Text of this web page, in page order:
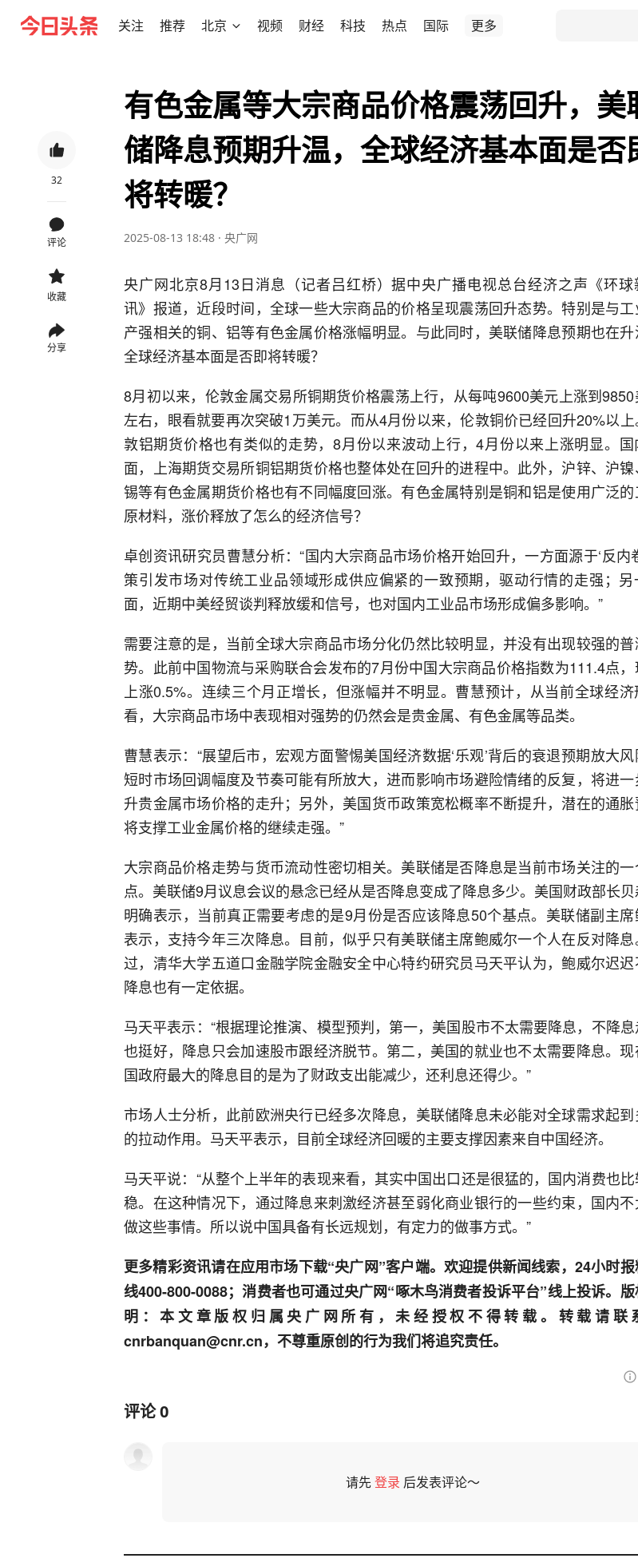
关注 推荐 北京 视频 财经 科技 热点 国际 更多
32
评论
收藏
分享
有色金属等大宗商品价格震荡回升，美
储降息预期升温，全球经济基本面是否
将转暖？
2025-08-13 18:48 · 央广网
央广网北京8月13日消息（记者吕红桥）据中央广播电视总台经济之声《环球
讯》报道，近段时间，全球一些大宗商品的价格呈现震荡回升态势。特别是与工
产强相关的铜、铝等有色金属价格涨幅明显。与此同时，美联储降息预期也在升
全球经济基本面是否即将转暖？
8月初以来，伦敦金属交易所铜期货价格震荡上行，从每吨9600美元上涨到
左右，眼看就要再次突破1万美元。而从4月份以来，伦敦铜价已经回升20%以
敦铝期货价格也有类似的走势，8月份以来波动上行，4月份以来上涨明显。国
面，上海期货交易所铜铝期货价格也整体处在回升的进程中。此外，沪锌、沪镍
锡等有色金属期货价格也有不同幅度回涨。有色金属特别是铜和铝是使用广泛的
原材料，涨价释放了怎么的经济信号？
卓创资讯研究员曹慧分析：“国内大宗商品市场价格开始回升，一方面源于‘反内
策引发市场对传统工业品领域形成供应偏紧的一致预期，驱动行情的走强；另
面，近期中美经贸谈判释放缓和信号，也对国内工业品市场形成偏多影响。”
需要注意的是，当前全球大宗商品市场分化仍然比较明显，并没有出现较强的普
势。此前中国物流与采购联合会发布的7月份中国大宗商品价格指数为111.4点，
上涨0.5%。连续三个月正增长，但涨幅并不明显。曹慧预计，从当前全球经
看，大宗商品市场中表现相对强势的仍然会是贵金属、有色金属等品类。
曹慧表示：“展望后市，宏观方面警惕美国经济数据‘乐观’背后的衰退预期放大风
短时市场回调幅度及节奏可能有所放大，进而影响市场避险情绪的反复，将进一
升贵金属市场价格的走升；另外，美国货币政策宽松概率不断提升，潜在的通胀
将支撑工业金属价格的继续走强。”
大宗商品价格走势与货币流动性密切相关。美联储是否降息是当前市场关注的一
点。美联储9月议息会议的悬念已经从是否降息变成了降息多少。美国财政部长
明确表示，当前真正需要考虑的是9月份是否应该降息50个基点。美联储副主席
表示，支持今年三次降息。目前，似乎只有美联储主席鲍威尔一个人在反对降息
过，清华大学五道口金融学院金融安全中心特约研究员马天平认为，鲍威尔迟迟
降息也有一定依据。
马天平表示：“根据理论推演、模型预判，第一，美国股市不太需要降息，不降
也挺好，降息只会加速股市跟经济脱节。第二，美国的就业也不太需要降息。现
国政府最大的降息目的是为了财政支出能减少，还利息还得少。”
市场人士分析，此前欧洲央行已经多次降息，美联储降息未必能对全球需求起到
的拉动作用。马天平表示，目前全球经济回暖的主要支撑因素来自中国经济。
马天平说：“从整个上半年的表现来看，其实中国出口还是很猛的，国内消费也
稳。在这种情况下，通过降息来刺激经济甚至弱化商业银行的一些约束，国内不
做这些事情。所以说中国具备有长远规划，有定力的做事方式。”
更多精彩资讯请在应用市场下载“央广网”客户端。欢迎提供新闻线索，24小时
线400-800-0088；消费者也可通过央广网“啄木鸟消费者投诉平台”线上投诉。
明：本文章版权归属央广网所有，未经授权不得转载。转载请联
cnrbanquan@cnr.cn，不尊重原创的行为我们将追究责任。
评论0
请先登录 后发表评论～